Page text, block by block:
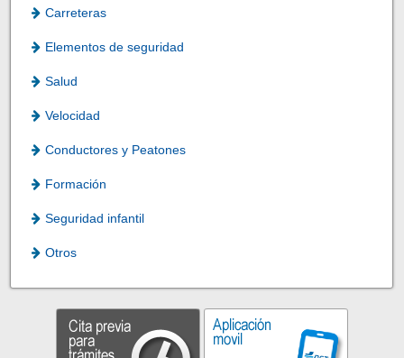
Carreteras
Elementos de seguridad
Salud
Velocidad
Conductores y Peatones
Formación
Seguridad infantil
Otros